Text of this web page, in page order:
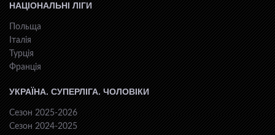
НАЦІОНАЛЬНІ ЛІГИ
Польща
Італія
Турція
Франція
УКРАЇНА. СУПЕРЛІГА. ЧОЛОВІКИ
Сезон 2025-2026
Сезон 2024-2025